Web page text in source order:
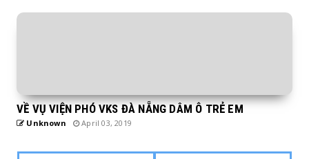
VỀ VỤ VIỆN PHÓ VKS ĐÀ NẴNG DÂM Ô TRẺ EM
Unknown April 03, 2019